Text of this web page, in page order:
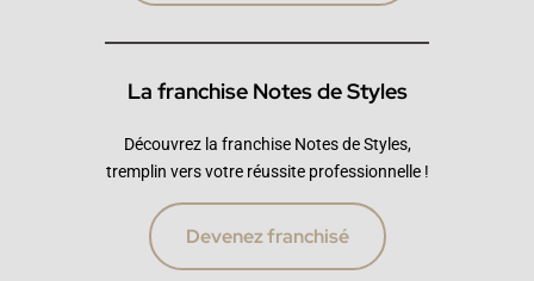
La franchise Notes de Styles
Découvrez la franchise Notes de Styles,
tremplin vers votre réussite professionnelle !
Devenez franchisé